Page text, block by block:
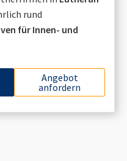
rund
für Innen- und
Angebot
anfordern